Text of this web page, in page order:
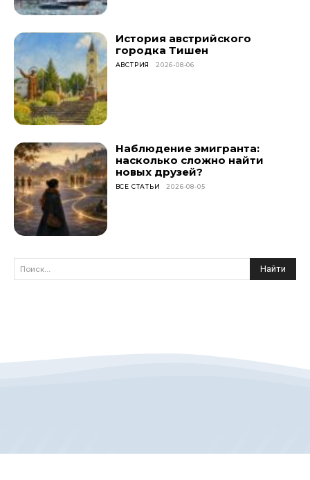
История австрийского
городка Тишен
АВСТРИЯ 2026-08-06
Наблюдение эмигранта:
насколько сложно найти
новых друзей?
ВСЕ СТАТЬИ 2026-08-05
Поиск... Найти